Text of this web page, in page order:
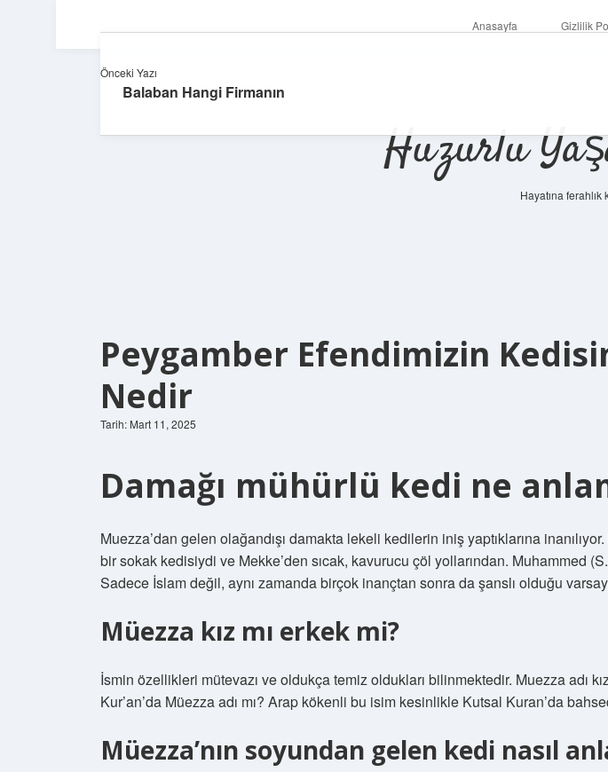
Anasayfa Gizlilik
Huzurlu
Hayatına
Peygamber Efendimizin
Nedir
Tarih: Mart 11, 2025
Damağı mühürlü kedi ne
Muezza’dan gelen olağandışı damakta lekeli kedilerin iniş yaptıklarına
bir sokak kedisiydi ve Mekke’den sıcak, kavurucu çöl yollarından. Muhammed
Sadece İslam değil, aynı zamanda birçok inançtan sonra da şanslı olduğu
Müezza kız mı erkek mi?
İsmin özellikleri mütevazı ve oldukça temiz oldukları bilinmektedir. Muezza adı
Kur’an’da Müezza adı mı? Arap kökenli bu isim kesinlikle Kutsal Kuran’da
Müezza’nın soyundan gelen kedi nasıl
Önceki Yazı
Balaban Hangi Firmanın